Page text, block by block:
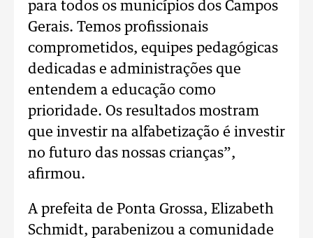
para todos os municípios dos Campos
Gerais. Temos profissionais
comprometidos, equipes pedagógicas
dedicadas e administrações que
entendem a educação como
prioridade. Os resultados mostram
que investir na alfabetização é investir
no futuro das nossas crianças”,
afirmou.
A prefeita de Ponta Grossa, Elizabeth
Schmidt, parabenizou a comunidade